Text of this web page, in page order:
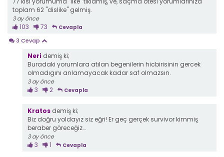
toplam 62 "dislike" gelmiş.
3 ay önce
103 73 Cevapla
3 Cevap
Neri demiş ki;
Buradaki yorumlara atılan begenilerin hicbirisinin gercek
olmadıgını anlamayacak kadar saf olmazsın.
3 ay önce
3 2 Cevapla
Kratos demiş ki;
Biz doğru yoldayız siz eğri! Er geç gerçek survivor kimmiş
beraber göreceğiz…
3 ay önce
3 1 Cevapla